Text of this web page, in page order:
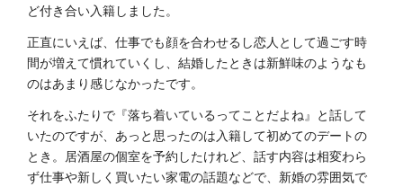
ど付き合い入籍しました。
正直にいえば、仕事でも顔を合わせるし恋人として過ごす時
間が増えて慣れていくし、結婚したときは新鮮味のようなも
のはあまり感じなかったです。
それをふたりで『落ち着いているってことだよね』と話して
いたのですが、あっと思ったのは入籍して初めてのデートの
とき。居酒屋の個室を予約したけれど、話す内容は相変わら
ず仕事や新しく買いたい家電の話題などで、新婚の雰囲気で